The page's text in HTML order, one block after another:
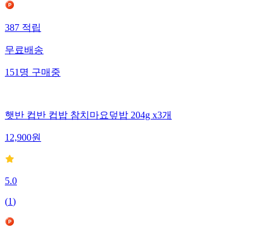
387적립
무료배송
151명구매중
햇반 컵반 컵밥 참치마요덮밥 204g x3개
12,900원
5.0
(1)